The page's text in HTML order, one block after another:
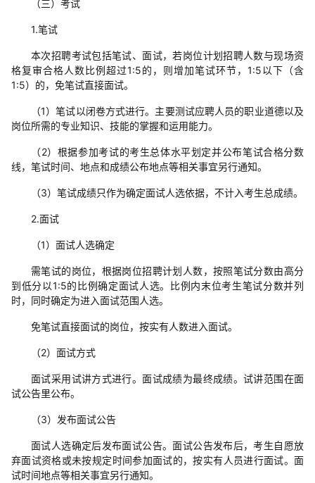
（三）考试
1.笔试
本次招聘考试包括笔试、面试，若岗位计划招聘人数与现场资
格复审合格人数比例超过1:5的，则增加笔试环节，1:5以下（含
1:5）的，免笔试直接面试。
（1）笔试以闭卷方式进行。主要测试应聘人员的职业道德以及
岗位所需的专业知识、技能的掌握和运用能力。
（2）根据参加考试的考生总体水平划定并公布笔试合格分数
线，笔试时间、地点和成绩公布地点等相关事宜另行通知。
（3）笔试成绩只作为确定面试人选依据，不计入考生总成绩。
2.面试
（1）面试人选确定
需笔试的岗位，根据岗位招聘计划人数，按照笔试分数由高分
到低分以1:5的比例确定面试人选。比例内末位考生笔试分数并列
时，同时确定为进入面试范围人选。
免笔试直接面试的岗位，按实有人数进入面试。
（2）面试方式
面试采用试讲方式进行。面试成绩为最终成绩。试讲范围在面
试公告里公布。
（3）发布面试公告
面试人选确定后发布面试公告。面试公告发布后，考生自愿放
弃面试资格或未按规定时间参加面试的，按实有人员进行面试。面
试时间地点等相关事宜另行通知。